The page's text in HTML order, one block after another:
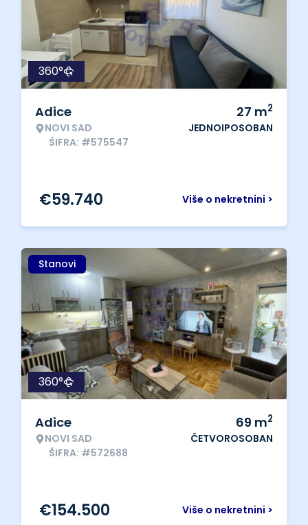
360°
Adice
NOVI SAD
ŠIFRA: #575547
27 m2
JEDNOIPOSOBAN
Više o nekretnini >
€59.740
Stanovi
360°
Adice
NOVI SAD
ŠIFRA: #572688
69 m2
ČETVOROSOBAN
Više o nekretnini >
€154.500